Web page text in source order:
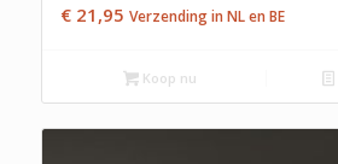
€21,95 Verzending in NL en BE
Koop nu